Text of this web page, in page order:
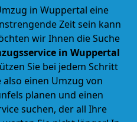
in Wuppertal eine
Zeit sein kann
wir Ihnen die Suche
in Wuppertal
Sie bei jedem Schritt
also einen Umzug von
planen und einen
suchen, der all Ihre